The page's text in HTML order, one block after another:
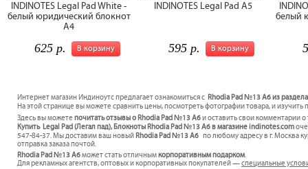
INDINOTES Legal Pad White -
белый юридический блокнот
А4
В корзину
625 р.
INDINOTES Legal Pad A5
В корзину
595 р.
белый
Интернет магазин Индиноутс предлагает ознакомиться с Rhodia Pad №13 A6 из
На этой странице вы можете сравнить цены, посмотреть фотографии товара, и
Здесь вы можете почитать отзывы о Rhodia Pad №13 A6и оставить свои комментарии о
Купить Legal Pad (Легал пад), Блокноты Rhodia Pad №13 A6 в магазине indinotes.com
547-84-37. Мы доставим ваш новый Rhodia Pad №13 A6 по любому адресу в г. Москва
отправка заказа почтой.
Rhodia Pad №13 A6может стать отличнымкорпоративным подарком.
Для рекламных агентств, оптовых и корпоративных покупателей —специальные